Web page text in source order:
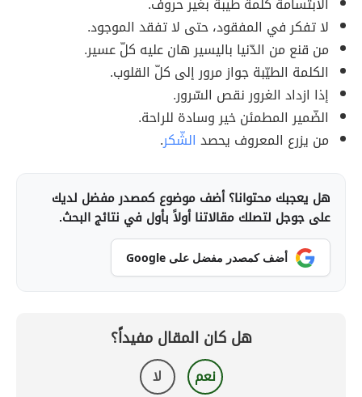
لا تفكر في المفقود، حتى لا تفقد الموجود.
من قنع من الدّنيا باليسير هان عليه كلّ عسير.
الكلمة الطيّبة جواز مرور إلى كلّ القلوب.
إذا ازداد الغرور نقص السّرور.
الضّمير المطمئن خير وسادة للراحة.
من يزرع المعروف يحصد الشّكر.
هل يعجبك محتوانا؟ أضف موضوع كمصدر مفضل لديك
على جوجل لتصلك مقالاتنا أولاً بأول في نتائج البحث.
أضف كمصدر مفضل على Google
هل كان المقال مفيداً؟
نعم لا